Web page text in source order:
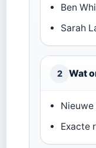
Ben
Sarah
2 Wat
Exacte